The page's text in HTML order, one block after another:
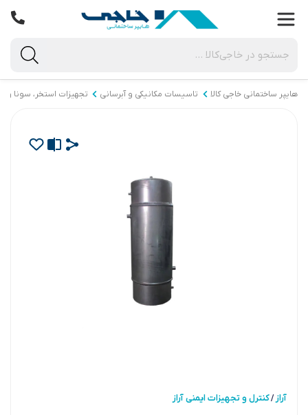
هایپر ساختمانی خاجی‌ کالا تاسیسات مکانیکی و آبرسانی تجهیزات استخر، سونا و
آراز /کنترل و تجهیزات ایمنی آراز